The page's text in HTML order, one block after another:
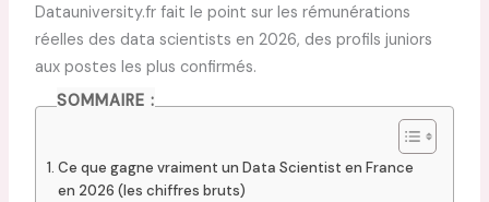
Datauniversity.fr fait le point sur les rémunérations
réelles des data scientists en 2026, des profils juniors
aux postes les plus confirmés.
SOMMAIRE :
Ce que gagne vraiment un Data Scientist en France
en 2026 (les chiffres bruts)